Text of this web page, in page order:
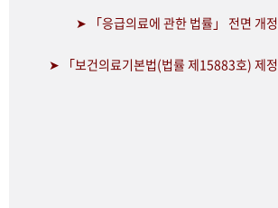
➤ 「응급의료에 관한 법률」 전면 개정
➤ 「보건의료기본법(법률 제15883호) 제정